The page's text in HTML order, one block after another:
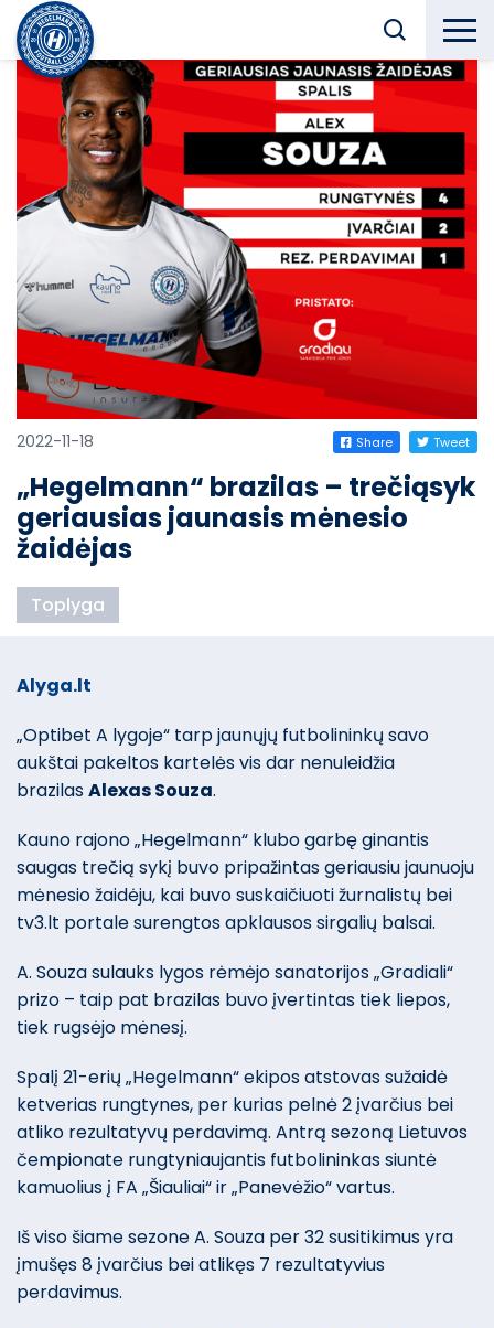
2022-11-18 Share Tweet
„Hegelmann“ brazilas – trečiąsyk
geriausias jaunasis mėnesio
žaidėjas
Toplyga
Alyga.lt
„Optibet A lygoje“ tarp jaunųjų futbolininkų savo
aukštai pakeltos kartelės vis dar nenuleidžia
brazilasAlexas Souza.
Kauno rajono „Hegelmann“ klubo garbę ginantis
saugas trečią sykį buvo pripažintas geriausiu jaunuoju
mėnesio žaidėju, kai buvo suskaičiuoti žurnalistų bei
tv3.lt portale surengtos apklausos sirgalių balsai.
A. Souza sulauks lygos rėmėjo sanatorijos „Gradiali“
prizo – taip pat brazilas buvo įvertintas tiek liepos,
tiek rugsėjo mėnesį.
Spalį 21-erių „Hegelmann“ ekipos atstovas sužaidė
ketverias rungtynes, per kurias pelnė 2 įvarčius bei
atliko rezultatyvų perdavimą. Antrą sezoną Lietuvos
čempionate rungtyniaujantis futbolininkas siuntė
kamuolius į FA „Šiauliai“ ir „Panevėžio“ vartus.
Iš viso šiame sezone A. Souza per 32 susitikimus yra
įmušęs 8 įvarčius bei atlikęs 7 rezultatyvius
perdavimus.